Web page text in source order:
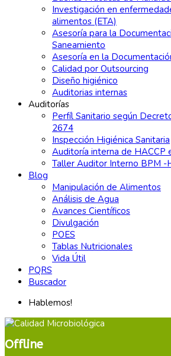
Investigación en
alimentos (ETA)
Asesoría para la
Saneamiento
Asesoría en la
Calidad por Outsourcing
Diseño higiénico
Auditorias internas
Auditorías
Perfíl Sanitario según
2674
Inspección Higiénica Sanitaria
Auditoría interna de HACCP
Taller Auditor Interno BPM -
Blog
Manipulación de Alimentos
Análisis de Agua
Avances Científicos
Divulgación
POES
Tablas Nutricionales
Vida Útil
PQRS
Buscador
Hablemos!
Offline